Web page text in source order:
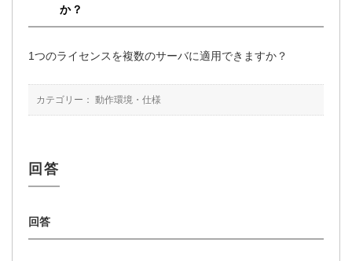
か？
1つのライセンスを複数のサーバに適用できますか？
カテゴリー： 動作環境・仕様